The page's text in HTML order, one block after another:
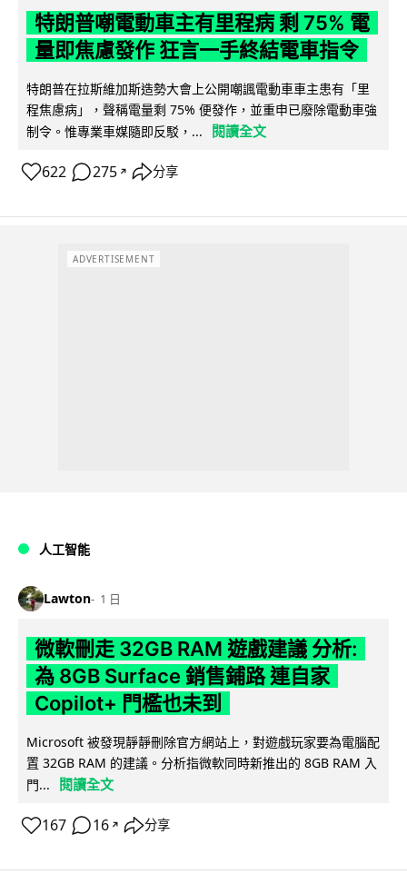
特朗普嘲電動車主有里程病 剩 75% 電
量即焦慮發作 狂言一手終結電車指令
特朗普在拉斯維加斯造勢大會上公開嘲諷電動車車主患有「里
程焦慮病」，聲稱電量剩 75% 便發作，並重申已廢除電動車強
制令。惟專業車媒隨即反駁，...
閱讀全文
622 275 ↗ 分享
ADVERTISEMENT
人工智能
Lawton 1 日
微軟刪走 32GB RAM 遊戲建議 分析:
為 8GB Surface 銷售鋪路 連自家
Copilot+ 門檻也未到
Microsoft 被發現靜靜刪除官方網站上，對遊戲玩家要為電腦配
置 32GB RAM 的建議。分析指微軟同時新推出的 8GB RAM 入
門...
閱讀全文
167 16 ↗ 分享